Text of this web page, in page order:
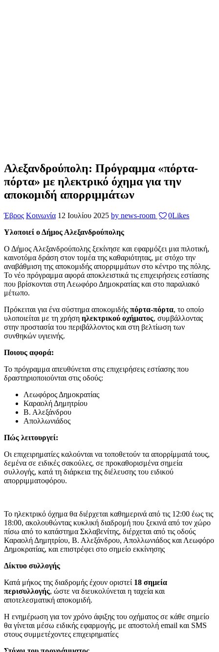
Αλεξανδρούπολη: Πρόγραμμα «πόρτα-
πόρτα» με ηλεκτρικό όχημα για την
αποκομιδή απορριμμάτων
Έβρος Κοινωνία 12 Ιουλίου 2025 by news-room 0Likes
Υλοποιεί ο Δήμος Αλεξανδρούπολης
Ο Δήμος Αλεξανδρούπολης ξεκίνησε και εφαρμόζει μια πιλοτική,
καινοτόμα δράση στον τομέα της καθαριότητας, με στόχο την
αναβάθμιση της αποκομιδής απορριμμάτων στο κέντρο της πόλης.
Το νέο πρόγραμμα αφορά αποκλειστικά τις επιχειρήσεις εστίασης
που βρίσκονται στη Λεωφόρο Δημοκρατίας και στο παραλιακό
μέτωπο.
Πρόκειται για ένα σύστημα αποκομιδής πόρτα-πόρτα, το οποίο
υλοποιείται με τη χρήση ηλεκτρικού οχήματος, συμβάλλοντας
στην προστασία του περιβάλλοντος και στη βελτίωση των
συνθηκών υγιεινής.
Ποιους αφορά:
Το πρόγραμμα απευθύνεται στις επιχειρήσεις εστίασης που
δραστηριοποιούνται στις οδούς:
Λεωφόρος Δημοκρατίας
Καραολή Δημητρίου
Β. Αλεξάνδρου
Απολλωνιάδος
Πώς λειτουργεί:
Οι επιχειρηματίες καλούνται να τοποθετούν τα απορρίμματά τους,
δεμένα σε ειδικές σακούλες, σε προκαθορισμένα σημεία
συλλογής, κατά τη διάρκεια της διέλευσης του ειδικού
απορριμματοφόρου.
Το ηλεκτρικό όχημα θα διέρχεται καθημερινά από τις 12:00 έως τις
18:00, ακολουθώντας κυκλική διαδρομή που ξεκινά από τον χώρο
πίσω από το κατάστημα Σκλαβενίτης, διέρχεται από τις οδούς
Καραολή Δημητρίου, Β. Αλεξάνδρου, Απολλωνιάδος και Λεωφόρο
Δημοκρατίας, και επιστρέφει στο σημείο εκκίνησης
Δίκτυο συλλογής
Κατά μήκος της διαδρομής έχουν οριστεί 18 σημεία
περισυλλογής, ώστε να διευκολύνεται η ταχεία και
αποτελεσματική αποκομιδή.
Η ενημέρωση για τον χρόνο άφιξης του οχήματος σε κάθε σημείο
θα γίνεται μέσω ειδικής εφαρμογής, με αποστολή email και SMS
στους συμμετέχοντες επιχειρηματίες